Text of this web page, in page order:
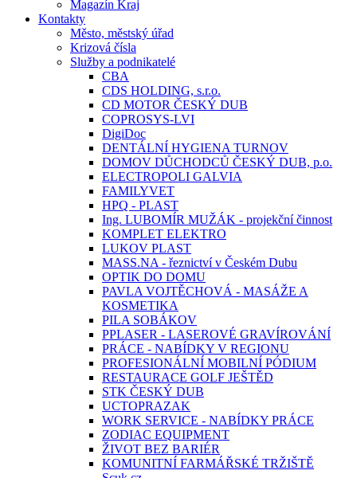
Magazín Kraj
Kontakty
Město, městský úřad
Krizová čísla
Služby a podnikatelé
CBA
CDS HOLDING, s.r.o.
CD MOTOR ČESKÝ DUB
COPROSYS-LVI
DigiDoc
DENTÁLNÍ HYGIENA TURNOV
DOMOV DŮCHODCŮ ČESKÝ DUB, p.o.
ELECTROPOLI GALVIA
FAMILYVET
HPQ - PLAST
Ing. LUBOMÍR MUŽÁK - projekční činnost
KOMPLET ELEKTRO
LUKOV PLAST
MASS.NA - řeznictví v Českém Dubu
OPTIK DO DOMU
PAVLA VOJTĚCHOVÁ - MASÁŽE A
KOSMETIKA
PILA SOBÁKOV
PPLASER - LASEROVÉ GRAVÍROVÁNÍ
PRÁCE - NABÍDKY V REGIONU
PROFESIONÁLNÍ MOBILNÍ PÓDIUM
RESTAURACE GOLF JEŠTĚD
STK ČESKÝ DUB
UCTOPRAZAK
WORK SERVICE - NABÍDKY PRÁCE
ZODIAC EQUIPMENT
ŽIVOT BEZ BARIÉR
KOMUNITNÍ FARMÁŘSKÉ TRŽIŠTĚ